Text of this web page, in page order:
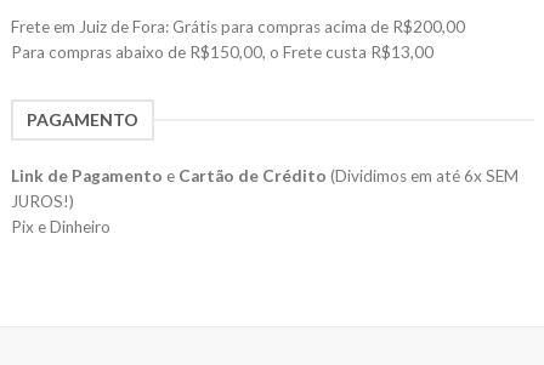
Frete em Juiz de Fora: Grátis para compras acima de R$200,00
Para compras abaixo de R$150,00, o Frete custa R$13,00
PAGAMENTO
Link de Pagamento e Cartão de Crédito (Dividimos em até 6x SEM
JUROS!)
Pix e Dinheiro